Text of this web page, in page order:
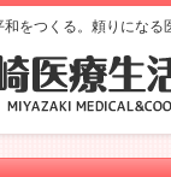
をつくる。頼りになる